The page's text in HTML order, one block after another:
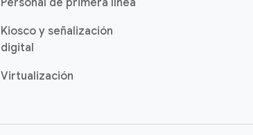
Personal de primera línea
Kiosco y señalización
digital
Virtualización